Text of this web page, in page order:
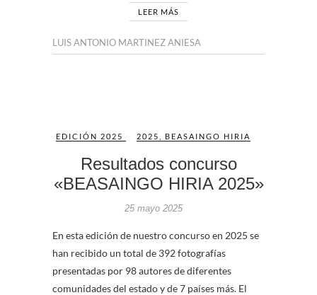
LEER MÁS
LUIS ANTONIO MARTINEZ ANIESA
EDICIÓN 2025 2025 BEASAINGO HIRIA
Resultados concurso
«BEASAINGO HIRIA 2025»
25 mayo 2025
En esta edición de nuestro concurso en 2025 se
han recibido un total de 392 fotografías
presentadas por 98 autores de diferentes
comunidades del estado y de 7 países más. El